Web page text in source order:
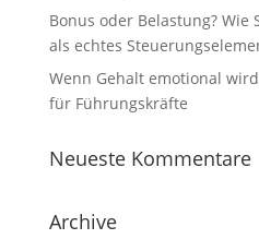
Bonus oder Belastung? Wie
als echtes
Wenn Gehalt emotional
für Führungskräfte
Neueste Kommentare
Archive